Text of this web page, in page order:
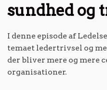
sundhed og
I denne episode af
temaet ledertrivsel og
der bliver mere og mere
organisationer.